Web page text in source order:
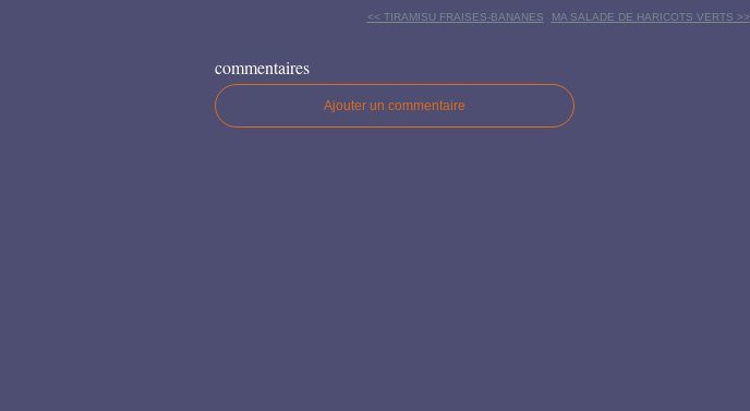
<< TIRAMISU FRAISES-BANANES MA SALADE DE HARICOTS VERTS >>
commentaires
Ajouter un commentaire